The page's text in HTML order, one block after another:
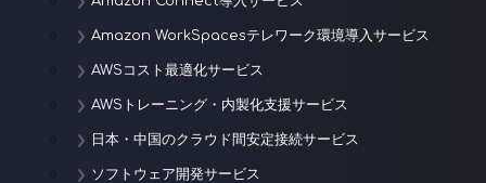
Amazon WorkSpacesテレワーク環境導入サービス
AWSコスト最適化サービス
AWSトレーニング・内製化支援サービス
日本・中国のクラウド間安定接続サービス
ソフトウェア開発サービス